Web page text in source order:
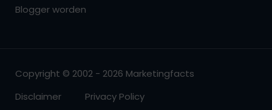
Blogger worden
Copyright © 2002 - 2026 Marketingfacts
Disclaimer
Privacy Policy